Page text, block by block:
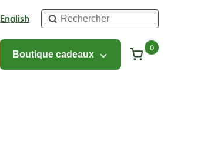
English Rechercher
Boutique cadeaux
Total
0